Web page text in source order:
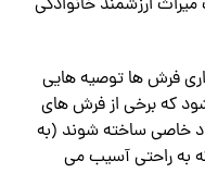
ارزشمند خانوادگی
فرش ها توصیه هایی
که برخی از فرش های
خاصی ساخته شوند (به
به راحتی آسیب می